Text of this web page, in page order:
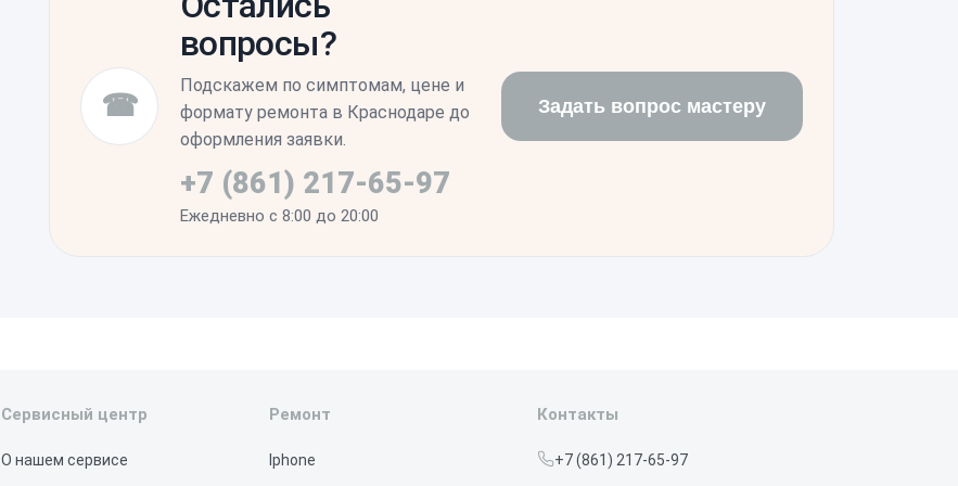
панели по краям и убедиться в стабильной работе всех систем,
чувствительных к качеству сборки корпуса.
☎
вопросы?
Подскажем по симптомам, цене и
формату ремонта в Краснодаре до
оформления заявки.
+7 (861) 217-65-97
Ежедневно с 8:00 до 20:00
Задать вопрос мастеру
Сервисный центр
О нашем сервисе
Ремонт
Iphone
Контакты
+7 (861) 217-65-97